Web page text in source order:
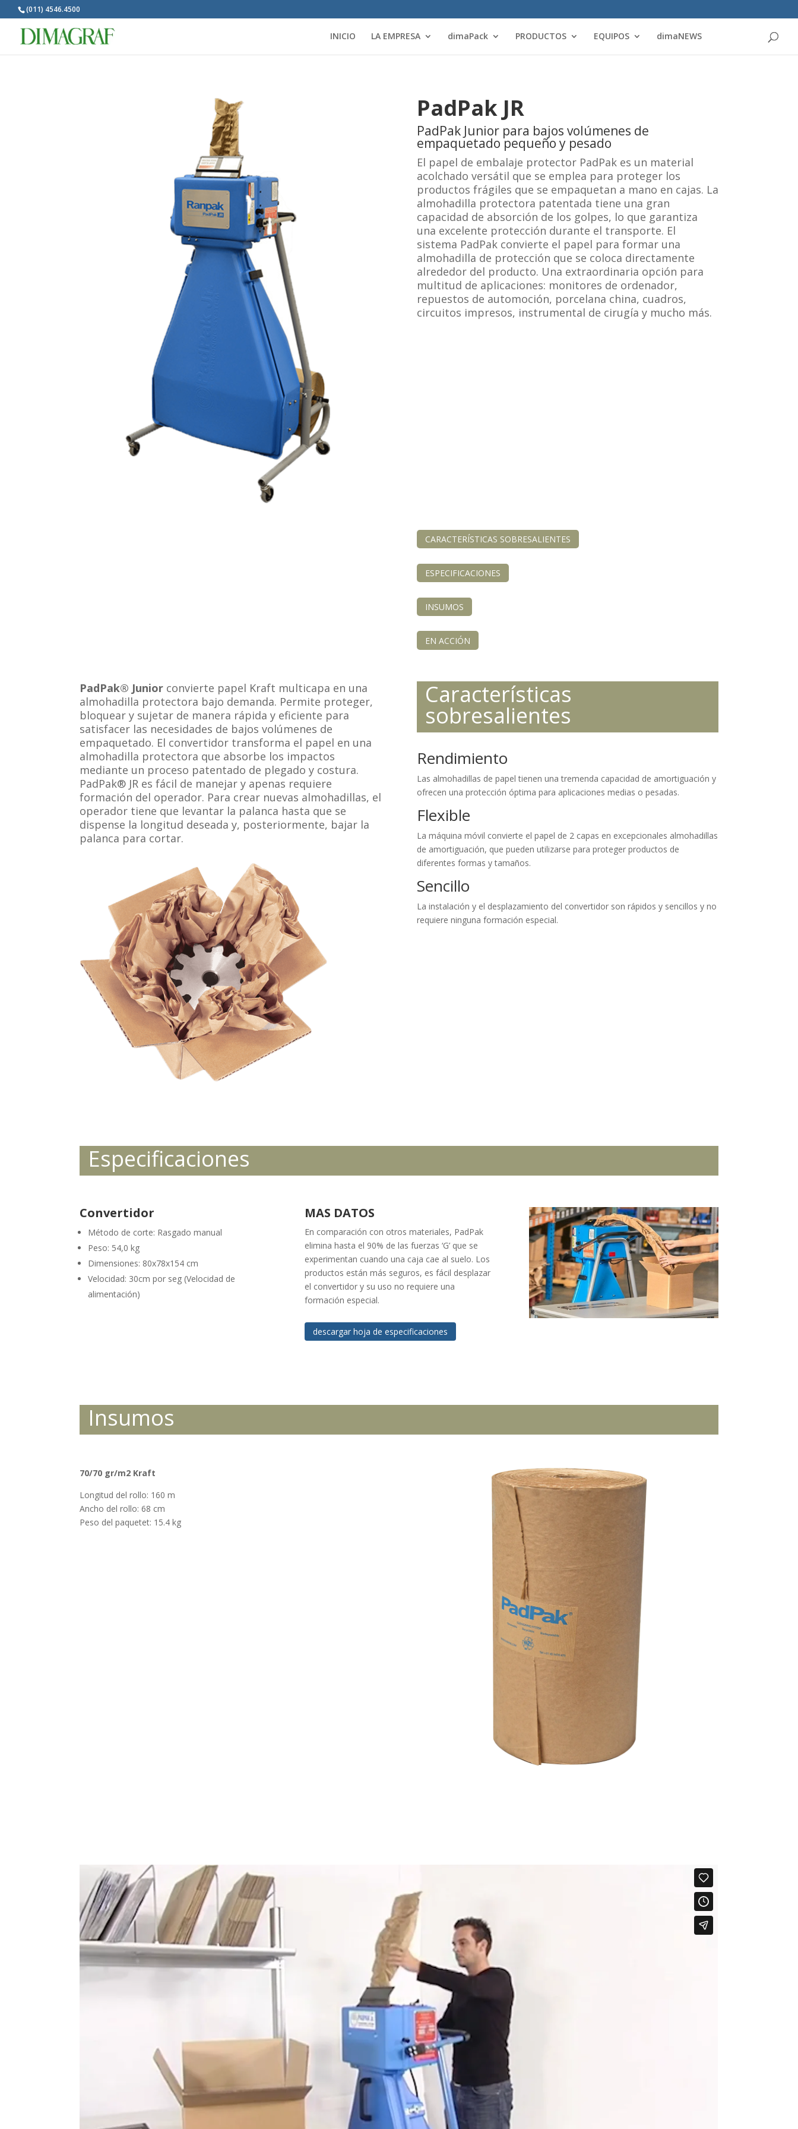
(011) 4546.4500
INICIO LA EMPRESA dimaPack PRODUCTOS EQUIPOS dimaNEWS
Products
PadPak JR
PadPak Junior para bajos volúmenes de
empaquetado pequeño y pesado
El papel de embalaje protector PadPak es un material
acolchado versátil que se emplea para proteger los
productos frágiles que se empaquetan a mano en cajas. La
almohadilla protectora patentada tiene una gran
capacidad de absorción de los golpes, lo que garantiza
una excelente protección durante el transporte. El
sistema PadPak convierte el papel para formar una
almohadilla de protección que se coloca directamente
alrededor del producto. Una extraordinaria opción para
multitud de aplicaciones: monitores de ordenador,
repuestos de automoción, porcelana china, cuadros,
circuitos impresos, instrumental de cirugía y mucho más.
CARACTERÍSTICAS SOBRESALIENTES
ESPECIFICACIONES
INSUMOS
EN ACCIÓN
PadPak® Junior convierte papel Kraft multicapa en una
almohadilla protectora bajo demanda. Permite proteger,
bloquear y sujetar de manera rápida y eficiente para
satisfacer las necesidades de bajos volúmenes de
empaquetado. El convertidor transforma el papel en una
almohadilla protectora que absorbe los impactos
mediante un proceso patentado de plegado y costura.
PadPak® JR es fácil de manejar y apenas requiere
formación del operador. Para crear nuevas almohadillas, el
operador tiene que levantar la palanca hasta que se
dispense la longitud deseada y, posteriormente, bajar la
palanca para cortar.
Características
sobresalientes
Rendimiento
Las almohadillas de papel tienen una tremenda capacidad de amortiguación y
ofrecen una protección óptima para aplicaciones medias o pesadas.
Flexible
La máquina móvil convierte el papel de 2 capas en excepcionales almohadillas
de amortiguación, que pueden utilizarse para proteger productos de
diferentes formas y tamaños.
Sencillo
La instalación y el desplazamiento del convertidor son rápidos y sencillos y no
requiere ninguna formación especial.
Especificaciones
Convertidor
Método de corte: Rasgado manual
Peso: 54,0 kg
Dimensiones: 80x78x154 cm
Velocidad: 30cm por seg (Velocidad de
alimentación)
MAS DATOS
En comparación con otros materiales, PadPak
elimina hasta el 90% de las fuerzas ‘G’ que se
experimentan cuando una caja cae al suelo. Los
productos están más seguros, es fácil desplazar
el convertidor y su uso no requiere una
formación especial.
descargar hoja de especificaciones
Insumos
70/70 gr/m2 Kraft
Longitud del rollo: 160 m
Ancho del rollo: 68 cm
Peso del paquetet: 15.4 kg